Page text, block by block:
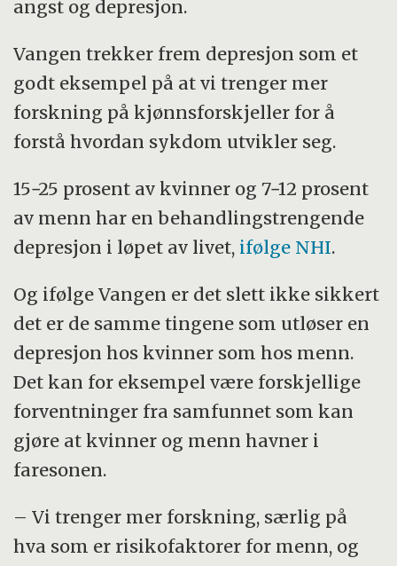
Kilde: NHI.no
angst og depresjon.
Vangen trekker frem depresjon som et
godt eksempel på at vi trenger mer
forskning på kjønnsforskjeller for å
forstå hvordan sykdom utvikler seg.
15−25 prosent av kvinner og 7−12 prosent
av menn har en behandlingstrengende
depresjon i løpet av livet, ifølge NHI.
Og ifølge Vangen er det slett ikke sikkert
det er de samme tingene som utløser en
depresjon hos kvinner som hos menn.
Det kan for eksempel være forskjellige
forventninger fra samfunnet som kan
gjøre at kvinner og menn havner i
faresonen.
– Vi trenger mer forskning, særlig på
hva som er risikofaktorer for menn, og